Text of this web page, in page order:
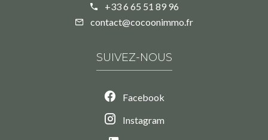
+33 6 65 51 89 96
contact@cocoonimmo.fr
SUIVEZ-NOUS
Facebook
Instagram